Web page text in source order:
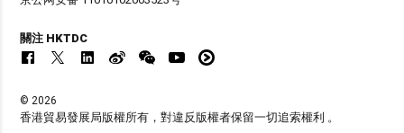
關注 HKTDC
© 2026
香港貿易發展局版權所有，對違反版權者保留一切追索權利 。